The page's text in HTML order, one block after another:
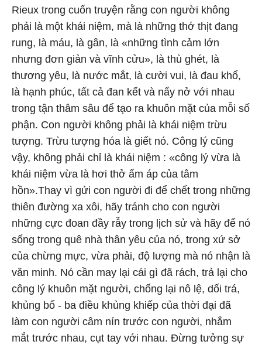
Rieux trong cuốn truyện rằng con người không
phải là một khái niệm, mà là những thớ thịt đang
rung, là máu, là gân, là «những tình cảm lớn
nhưng đơn giản và vĩnh cửu», là thù ghét, là
thương yêu, là nước mắt, là cười vui, là đau khổ,
là hạnh phúc, tất cả đan kết và nẩy nở với nhau
trong tận thâm sâu để tạo ra khuôn mặt của mỗi số
phận. Con người không phải là khái niệm trừu
tượng. Trừu tượng hóa là giết nó. Công lý cũng
vậy, không phải chỉ là khái niệm : «công lý vừa là
khái niệm vừa là hơi thở ấm áp của tâm
hồn».Thay vì gửi con người đi để chết trong những
thiên đường xa xôi, hãy tránh cho con người
những cực đoan đầy rẫy trong lịch sử và hãy để nó
sống trong quê nhà thân yêu của nó, trong xứ sở
của chừng mực, vừa phải, độ lượng mà nó nhận là
văn minh. Nó cần may lại cái gì đã rách, trả lại cho
công lý khuôn mặt người, chống lại nô lệ, dối trá,
khủng bố - ba điều khủng khiếp của thời đại đã
làm con người câm nín trước con người, nhắm
mắt trước nhau, cụt tay với nhau. Đừng tưởng sự